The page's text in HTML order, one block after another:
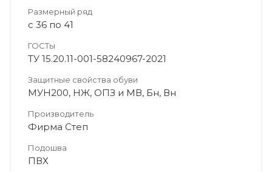
Размерный ряд
с 36 по 41
ГОСТы
ТУ 15.20.11-001-58240967-2021
Защитные свойства обуви
МУН200, НЖ, ОПЗ и МВ, Бн, Вн
Производитель
Фирма Степ
Подошва
ПВХ